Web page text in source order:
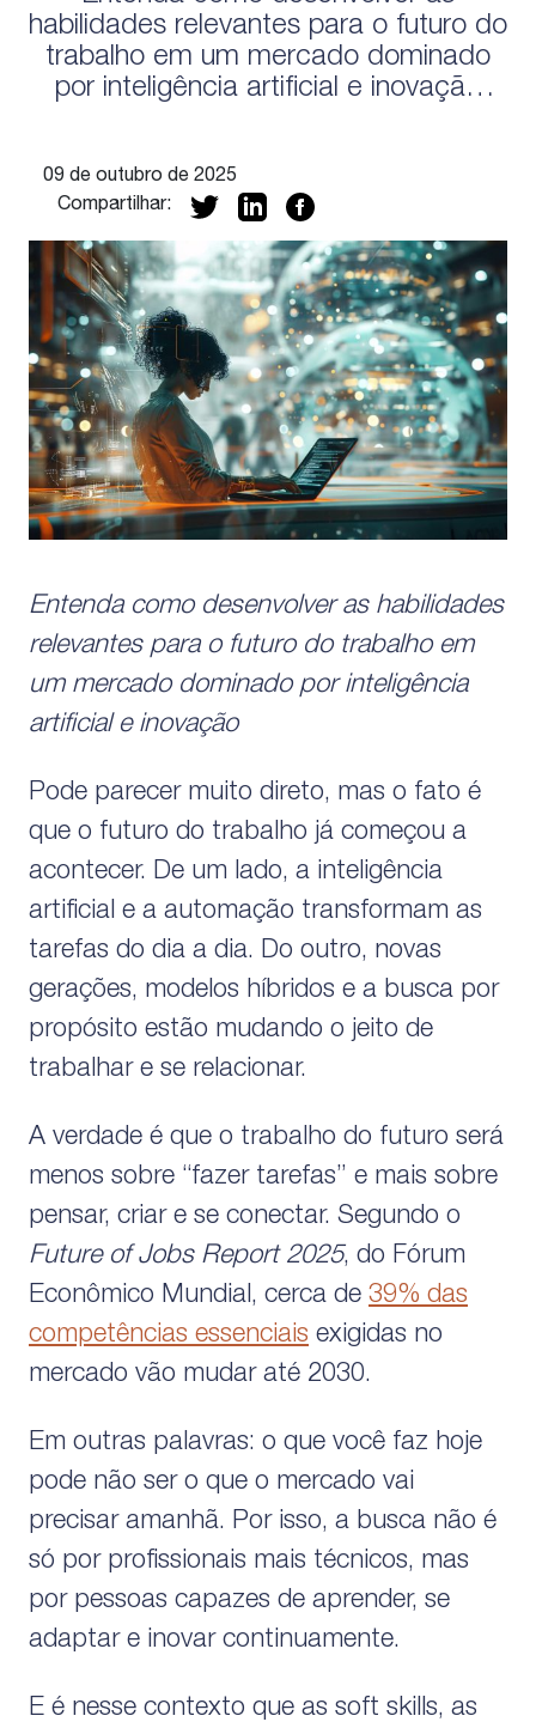
habilidades relevantes para o futuro do
trabalho em um mercado dominado
por inteligência artificial e inovação
a acontecer. De um lado, a
inteligência artificial e a automação
transformam as tarefas do dia a dia.
Do outro,
09 de outubro de 2025
Compartilhar:
Entenda como desenvolver as habilidades
relevantes para o futuro do trabalho em
um mercado dominado por inteligência
artificial e inovação
Pode parecer muito direto, mas o fato é
que o futuro do trabalho já começou a
acontecer. De um lado, a inteligência
artificial e a automação transformam as
tarefas do dia a dia. Do outro, novas
gerações, modelos híbridos e a busca por
propósito estão mudando o jeito de
trabalhar e se relacionar.
A verdade é que o trabalho do futuro será
menos sobre “fazer tarefas” e mais sobre
pensar, criar e se conectar. Segundo o
Future of Jobs Report 2025, do Fórum
Econômico Mundial, cerca de 39% das
competências essenciais exigidas no
mercado vão mudar até 2030.
Em outras palavras: o que você faz hoje
pode não ser o que o mercado vai
precisar amanhã. Por isso, a busca não é
só por profissionais mais técnicos, mas
por pessoas capazes de aprender, se
adaptar e inovar continuamente.
E é nesse contexto que as soft skills, as